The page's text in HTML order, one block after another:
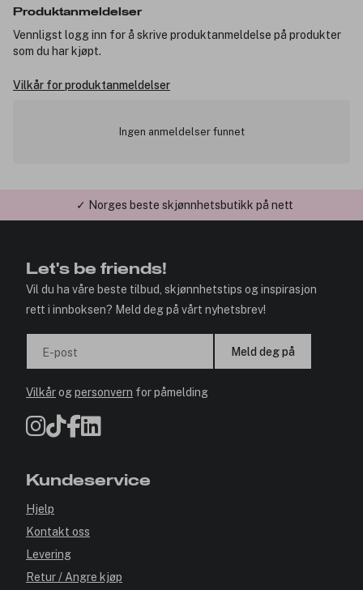
Produktanmeldelser
Vennligst logg inn for å skrive produktanmeldelse på produkter
som du har kjøpt.
Vilkår for produktanmeldelser
Ingen anmeldelser funnet
✓ Norges beste skjønnhetsbutikk på nett
Let's be friends!
Vil du ha våre beste tilbud, skjønnhetstips og inspirasjon
rett i innboksen? Meld deg på vårt nyhetsbrev!
E-post Meld deg på
Vilkårogpersonvern for påmelding
Kundeservice
Hjelp
Kontakt oss
Levering
Retur / Angre kjøp